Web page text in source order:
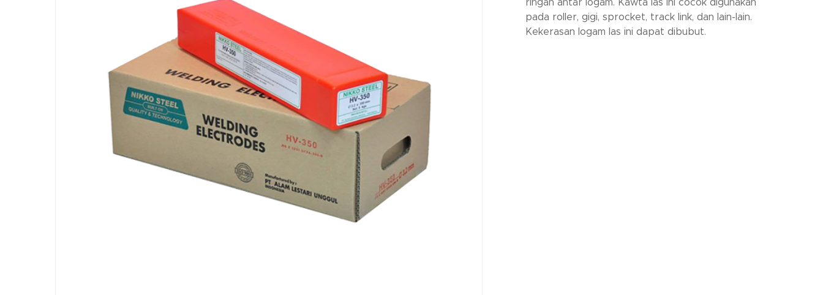
ringan antar logam. Kawta las ini cocok digunakan
pada roller, gigi, sprocket, track link, dan lain-lain.
Kekerasan logam las ini dapat dibubut.